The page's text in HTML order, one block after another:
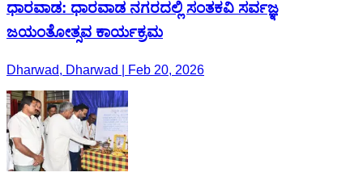
ಧಾರವಾಡ: ಧಾರವಾಡ ನಗರದಲ್ಲಿ ಸಂತಕವಿ ಸರ್ವಜ್ಞ
ಜಯಂತೋತ್ಸವ ಕಾರ್ಯಕ್ರಮ
Dharwad, Dharwad | Feb 20, 2026